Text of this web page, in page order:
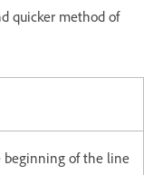
quicker method of
beginning of the line